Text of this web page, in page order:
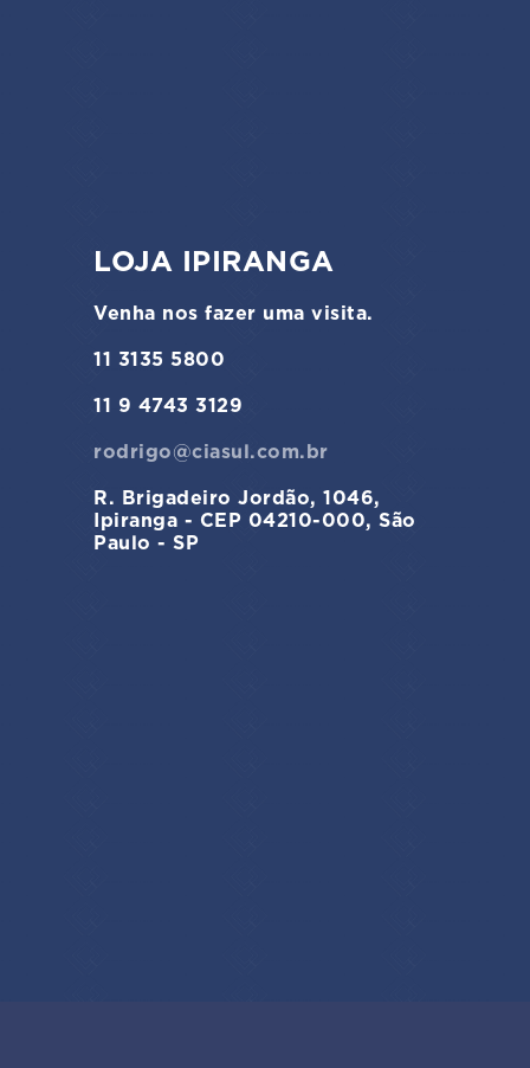
LOJA IPIRANGA
Venha nos fazer uma visita.
11 3135 5800
11 9 4743 3129
rodrigo@ciasul.com.br
R. Brigadeiro Jordão, 1046,
Ipiranga - CEP 04210-000, São
Paulo - SP